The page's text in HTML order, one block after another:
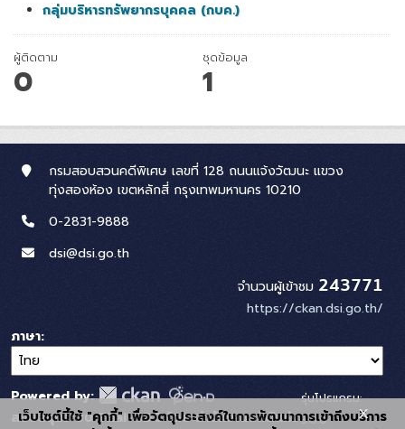
กลุ่มบริหารทรัพยากรบุคคล (กบค.)
ผู้ติดตาม
0
ชุดข้อมูล
1
กรมสอบสวนคดีพิเศษ เลขที่ 128 ถนนแจ้งวัฒนะ แขวง
ทุ่งสองห้อง เขตหลักสี่ กรุงเทพมหานคร 10210
0-2831-9888
dsi@dsi.go.th
จำนวนผู้เข้าชม 243771
https://ckan.dsi.go.th/
ภาษา
Powered by:
สนับสนุนระบบ Thai-GDC โดย สำนักงานสถิติแห่ง
รุ่นโปรแกรม:
3.0.0
เว็บไซต์นี้ใช้ "คุกกี้" เพื่อวัตถุประสงค์ในการพัฒนาการเข้าถึงบริการ
x